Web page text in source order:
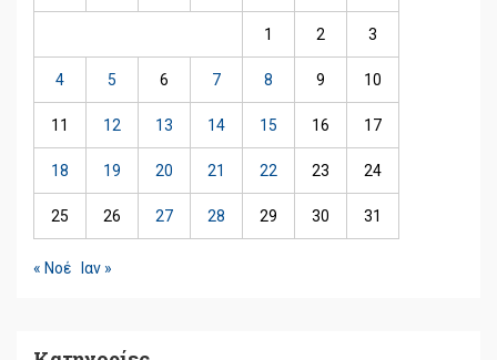
1 2 3
4 5 6 7 8 9 10
11 12 13 14 15 16 17
18 19 20 21 22 23 24
25 26 27 28 29 30 31
« Νοέ Ιαν »